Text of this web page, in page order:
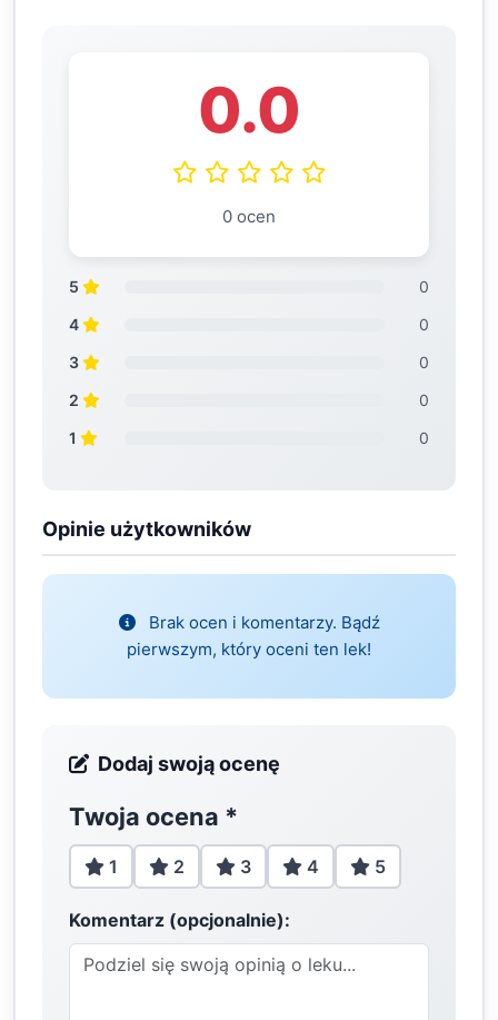
0.0
0 ocen
5
0
4
0
3
0
2
0
1
0
Opinie użytkowników
Brak ocen i komentarzy. Bądź
pierwszym, który oceni ten lek!
Dodaj swoją ocenę
Twoja ocena *
1 2 3 4 5
Komentarz (opcjonalnie):